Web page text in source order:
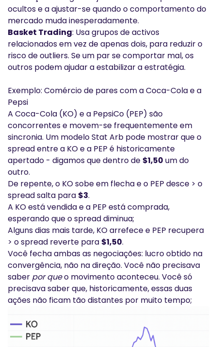
ocultos e a ajustar-se quando o comportamento do
mercado muda inesperadamente.
Basket Trading: Usa grupos de activos
relacionados em vez de apenas dois, para reduzir o
risco de outliers. Se um par se comportar mal, os
outros podem ajudar a estabilizar a estratégia.
Exemplo: Comércio de pares com a Coca-Cola e a
Pepsi
A Coca-Cola (KO) e a PepsiCo (PEP) são
concorrentes e movem-se frequentemente em
sincronia. Um modelo Stat Arb pode mostrar que o
spread entre a KO e a PEP é historicamente
apertado - digamos que dentro de $1,50 um do
outro.
De repente, o KO sobe em flecha e o PEP desce > o
spread salta para $3.
A KO está vendida e a PEP está comprada,
esperando que o spread diminua;
Alguns dias mais tarde, KO arrefece e PEP recupera
> o spread reverte para $1,50.
Você fecha ambas as negociações: lucro obtido na
convergência, não na direção. Você não precisava
saber por queo movimento aconteceu. Você só
precisava saber que, historicamente, essas duas
ações não ficam tão distantes por muito tempo;